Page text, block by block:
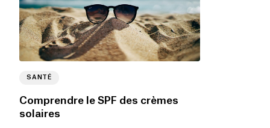
SANTÉ
Comprendre le SPF des crèmes
solaires